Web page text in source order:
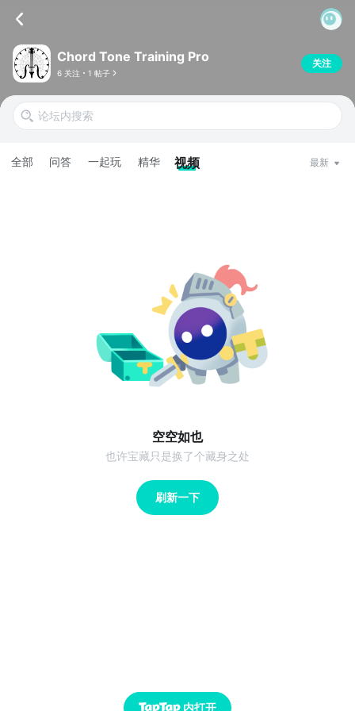
Chord Tone Training Pro
6 关注 1 帖子
关注
全部 问答 一起玩 精华 视频 最新
空空如也
也许宝藏只是换了个藏身之处
刷新一下
内打开